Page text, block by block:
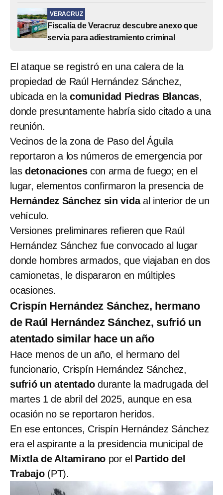
VERACRUZ
Fiscalía de Veracruz descubre anexo que
servía para adiestramiento criminal
El ataque se registró en una calera de la
propiedad de Raúl Hernández Sánchez,
ubicada en lacomunidad Piedras Blancas,
donde presuntamente habría sido citado a una
reunión.
Vecinos de la zona de Paso del Águila
reportaron a los números de emergencia por
las detonaciones con arma de fuego; en el
lugar, elementos confirmaron la presencia de
Hernández Sánchez sin vidaal interior de un
vehículo.
Versiones preliminares refieren que Raúl
Hernández Sánchez fue convocado al lugar
donde hombres armados, que viajaban en dos
camionetas, le dispararon en múltiples
ocasiones.
Crispín Hernández Sánchez, hermano
de Raúl Hernández Sánchez, sufrió un
atentado similar hace un año
Hace menos de un año, el hermano del
funcionario, Crispín Hernández Sánchez,
sufrió un atentado durante la madrugada del
martes 1 de abril del 2025, aunque en esa
ocasión no se reportaron heridos.
En ese entonces, Crispín Hernández Sánchez
era el aspirante a la presidencia municipal de
Mixtla de Altamirano por el Partido del
Trabajo(PT).